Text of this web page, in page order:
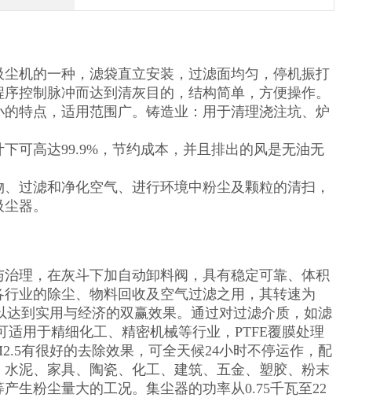
机的一种，滤袋直立安装，过滤面均匀，停机振打
控制脉冲而达到清灰目的，结构简单，方便操作。
特点，适用范围广。铸造业：用于清理浇注坑、炉
可高达99.9%，节约成本，并且排出的风是无油无
过滤和净化空气、进行环境中粉尘及颗粒的清扫，
器。
理，在灰斗下加自动卸料阀，具有稳定可靠、体积
业的除尘、物料回收及空气过滤之用，其转速为
到实用与经济的双赢效果。通过对过滤介质，如滤
用于精细化工、精密机械等行业，PTFE覆膜处理
有很好的去除效果，可全天候24小时不停运作，配
泥、家具、陶瓷、化工、建筑、五金、塑胶、粉末
生粉尘量大的工况。集尘器的功率从0.75千瓦至22